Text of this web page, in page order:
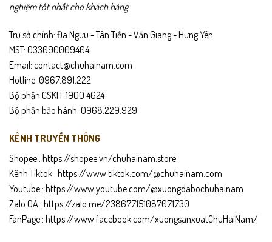
nghiệm tốt nhất cho khách hàng
Trụ sở chính: Đa Ngưu - Tân Tiến - Văn Giang - Hưng Yên
MST: 033090009404
Email: contact@chuhainam.com
Hotline: 0967.891.222
Bộ phận CSKH: 1900 4624
Bộ phận bảo hành: 0968.229.929
KÊNH TRUYỀN THÔNG
Shopee : https://shopee.vn/chuhainam.store
Kênh Tiktok : https://www.tiktok.com/@chuhainam.com
Youtube : https://www.youtube.com/@xuongdabochuhainam
Zalo OA : https://zalo.me/238677151087071730
FanPage : https://www.facebook.com/xuongsanxuatChuHaiNam/